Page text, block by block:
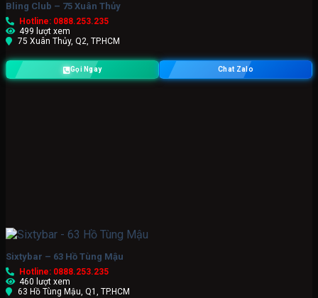
Bling Club – 75 Xuân Thủy
Hotline: 0888.253.235
499 lượt xem
75 Xuân Thủy, Q2, TP.HCM
Gọi Ngay Chat Zalo
Sixtybar – 63 Hồ Tùng Mậu
Hotline: 0888.253.235
460 lượt xem
63 Hồ Tùng Mậu, Q1, TP.HCM